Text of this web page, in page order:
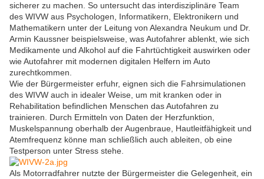
sicherer zu machen. So untersucht das interdisziplinäre Team
des WIVW aus Psychologen, Informatikern, Elektronikern und
Mathematikern unter der Leitung von Alexandra Neukum und Dr.
Armin Kaussner beispielsweise, was Autofahrer ablenkt, wie sich
Medikamente und Alkohol auf die Fahrtüchtigkeit auswirken oder
wie Autofahrer mit modernen digitalen Helfern im Auto
zurechtkommen.
Wie der Bürgermeister erfuhr, eignen sich die Fahrsimulationen
des WIVW auch in idealer Weise, um mit kranken oder in
Rehabilitation befindlichen Menschen das Autofahren zu
trainieren. Durch Ermitteln von Daten der Herzfunktion,
Muskelspannung oberhalb der Augenbraue, Hautleitfähigkeit und
Atemfrequenz könne man schließlich auch ableiten, ob eine
Testperson unter Stress stehe.
Als Motorradfahrer nutzte der Bürgermeister die Gelegenheit, ein